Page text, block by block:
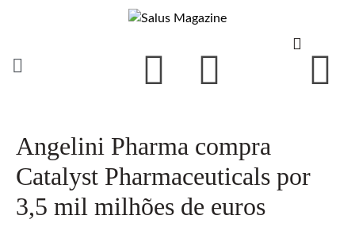
Angelini Pharma compra
Catalyst Pharmaceuticals por
3,5 mil milhões de euros